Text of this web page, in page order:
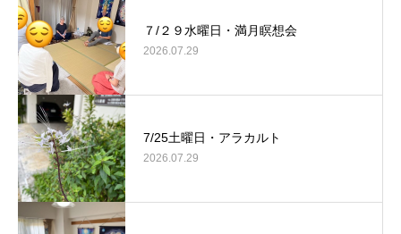
７/２９水曜日・満月瞑想会
2026.07.29
7/25土曜日・アラカルト
2026.07.29